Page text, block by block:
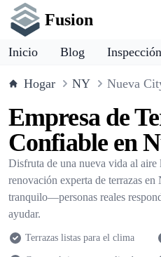
Fusion
Inicio Blog
Hogar NY Nueva
Empresa de
Confiable en
Disfruta de una nueva vida al
renovación experta de terrazas
tranquilo—personas reales
ayudar.
Terrazas listas para el clima